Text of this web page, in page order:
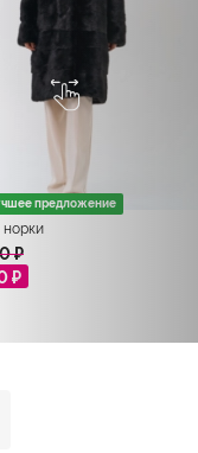
предложение
₽
₽